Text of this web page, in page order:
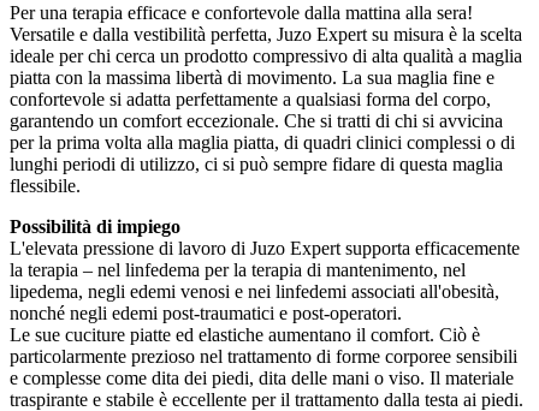
Per una terapia efficace e confortevole dalla mattina alla sera!
Versatile e dalla vestibilità perfetta, Juzo Expert su misura è la scelta
ideale per chi cerca un prodotto compressivo di alta qualità a maglia
piatta con la massima libertà di movimento. La sua maglia fine e
confortevole si adatta perfettamente a qualsiasi forma del corpo,
garantendo un comfort eccezionale. Che si tratti di chi si avvicina
per la prima volta alla maglia piatta, di quadri clinici complessi o di
lunghi periodi di utilizzo, ci si può sempre fidare di questa maglia
flessibile.
Possibilità di impiego
L'elevata pressione di lavoro di Juzo Expert supporta efficacemente
la terapia – nel linfedema per la terapia di mantenimento, nel
lipedema, negli edemi venosi e nei linfedemi associati all'obesità,
nonché negli edemi post-traumatici e post-operatori.
Le sue cuciture piatte ed elastiche aumentano il comfort. Ciò è
particolarmente prezioso nel trattamento di forme corporee sensibili
e complesse come dita dei piedi, dita delle mani o viso. Il materiale
traspirante e stabile è eccellente per il trattamento dalla testa ai piedi.